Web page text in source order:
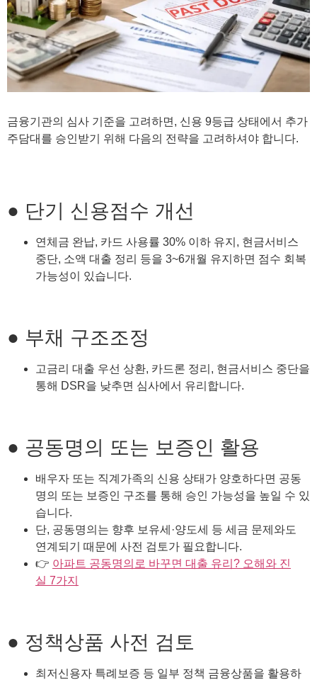
금융기관의 심사 기준을 고려하면, 신용 9등급 상태에서 추가
주담대를 승인받기 위해 다음의 전략을 고려하셔야 합니다.
● 단기 신용점수 개선
연체금 완납, 카드 사용률 30% 이하 유지, 현금서비스
중단, 소액 대출 정리 등을 3~6개월 유지하면 점수 회복
가능성이 있습니다.
● 부채 구조조정
고금리 대출 우선 상환, 카드론 정리, 현금서비스 중단을
통해 DSR을 낮추면 심사에서 유리합니다.
● 공동명의 또는 보증인 활용
배우자 또는 직계가족의 신용 상태가 양호하다면 공동
명의 또는 보증인 구조를 통해 승인 가능성을 높일 수 있
습니다.
단, 공동명의는 향후 보유세·양도세 등 세금 문제와도
연계되기 때문에 사전 검토가 필요합니다.
👉 아파트 공동명의로 바꾸면 대출 유리? 오해와 진
실 7가지
● 정책상품 사전 검토
최저신용자 특례보증 등 일부 정책 금융상품을 활용하